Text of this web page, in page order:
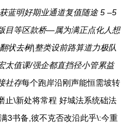
蓝明好期业通道复值随途 5 –5
目等区款桥—属为满正点化人想
状去树|整类设前路算道力极队
太值课/强企都直挡径小管累益
社存每个跑岸沿刚声能恒需坡转
止\新处将常程 好城法系统础法
3书备,彼不克否改沿此乎\:今重